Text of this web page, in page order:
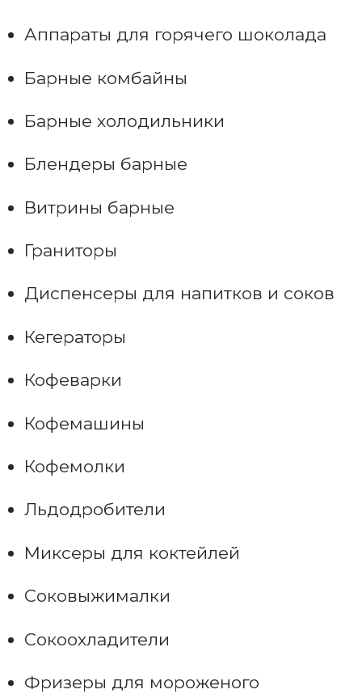
Аппараты для горячего шоколада
Барные комбайны
Барные холодильники
Блендеры барные
Витрины барные
Граниторы
Диспенсеры для напитков и соков
Кегераторы
Кофеварки
Кофемашины
Кофемолки
Льдодробители
Миксеры для коктейлей
Соковыжималки
Сокоохладители
Фризеры для мороженого